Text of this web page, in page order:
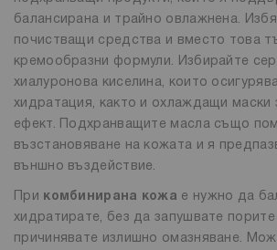
балансирана и трайно овлажнена.
почистващи средства и вместо това
кремообразни формули. Избирайте
хиалуронова киселина, които
хидратация, както и охлаждащи маски
ефект. Подхранващите масла също
възстановяване на кожата и я
външно въздействие.
При комбинирана кожа е нужно да
хидратирате, без да запушвате
причинявате излишно омазняване.